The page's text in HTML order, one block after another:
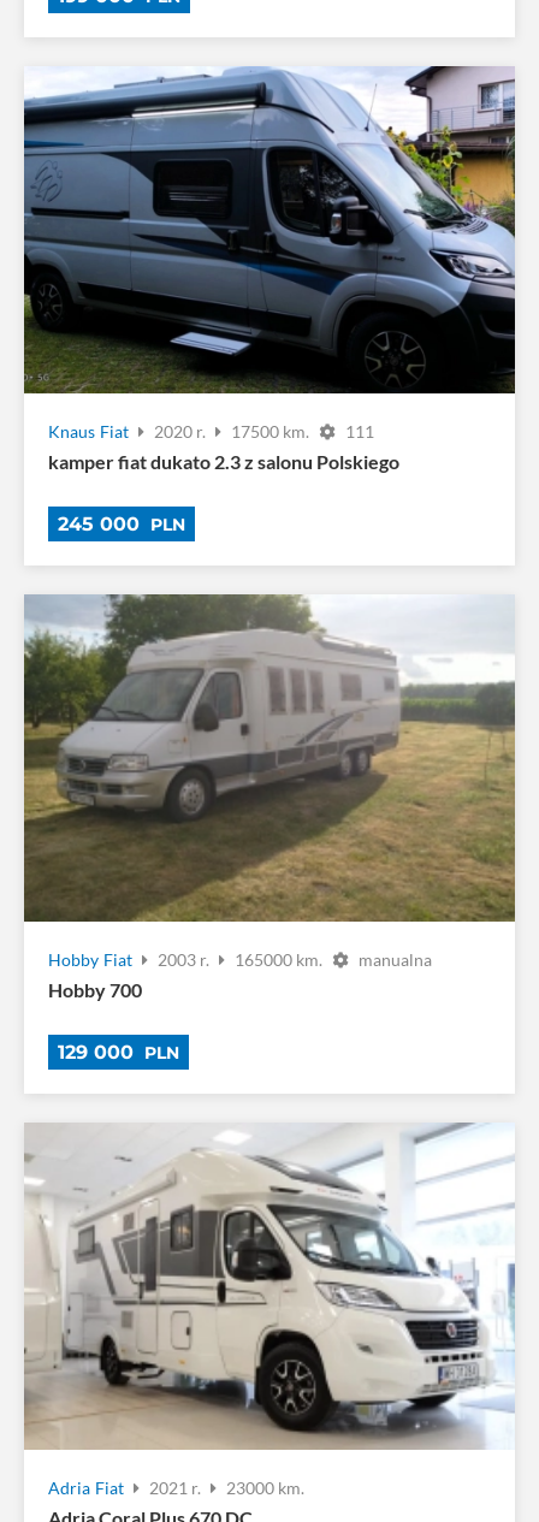
Knaus Fiat 2020 r. 17500 km. 111
kamper fiat dukato 2.3 z salonu Polskiego
245 000 PLN
Hobby Fiat 2003 r. 165000 km. manualna
Hobby 700
129 000 PLN
Adria Fiat 2021 r. 23000 km.